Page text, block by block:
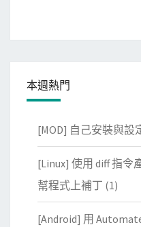
本週熱門
[MOD] 自己安裝與設
[Linux] 使用 diff 指令
幫程式上補丁 (1)
[Android] 用